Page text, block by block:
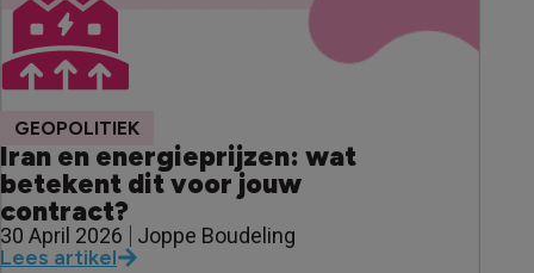
GEOPOLITIEK
Iran en energieprijzen: wat
betekent dit voor jouw
contract?
30 April 2026 Joppe Boudeling
Lees artikel